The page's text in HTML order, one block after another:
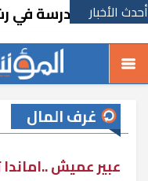
أحدث الأخبارمدرسة في رشيد
غرف المال
عبير عميش